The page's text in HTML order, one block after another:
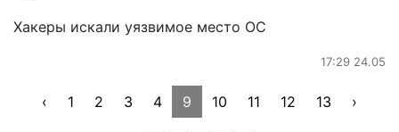
Хакеры искали уязвимое место ОС
17:29 24.05
‹ 1 2 3 4 9 10 11 12 13 ›